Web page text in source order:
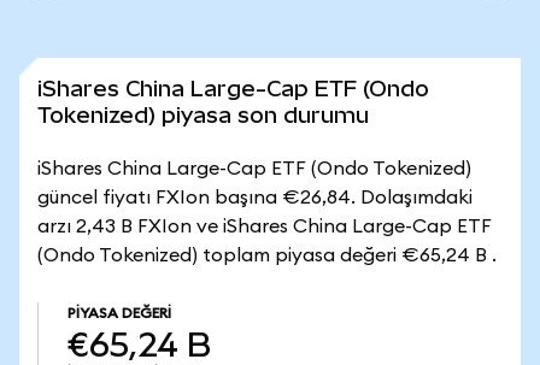
iShares China Large-Cap ETF (Ondo
Tokenized) piyasa son durumu
iShares China Large-Cap ETF (Ondo Tokenized)
güncel fiyatı FXIon başına €26,84. Dolaşımdaki
arzı 2,43 B FXIon ve iShares China Large-Cap ETF
(Ondo Tokenized) toplam piyasa değeri €65,24 B .
PIYASA DEĞERI
€65,24 B